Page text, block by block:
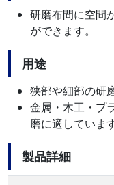
研磨布間に空間
ができます。
用途
狭部や細部の研
金属・木工・プ
磨に適しています
製品詳細